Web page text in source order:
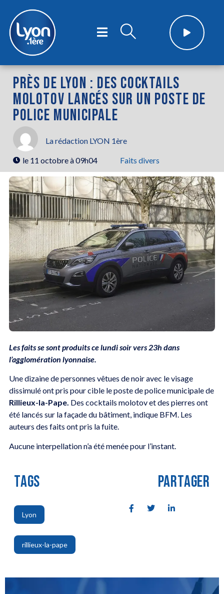
PRÈS DE LYON : DES COCKTAILS
MOLOTOV LANCÉS SUR UN POSTE DE
POLICE MUNICIPALE
La rédaction LYON 1ère
le 11 octobre à 09h04 Faits divers
Les faits se sont produits ce lundi soir vers 23h dans
l’agglomération lyonnaise.
Une dizaine de personnes vêtues de noir avec le visage
dissimulé ont pris pour cible le poste de police municipale de
Rillieux-la-Pape. Des cocktails molotov et des pierres ont
été lancés sur la façade du bâtiment, indique BFM. Les
auteurs des faits ont pris la fuite.
Aucune interpellation n’a été menée pour l’instant.
TAGS
Lyon
,
rillieux-la-pape
PARTAGER